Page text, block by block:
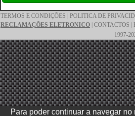
TERMOS E CONDIÇÕES POLITICA DE
RECLAMAÇÕES ELETRONICO CONTACTOS
1997-
Para poder continuar a navegar